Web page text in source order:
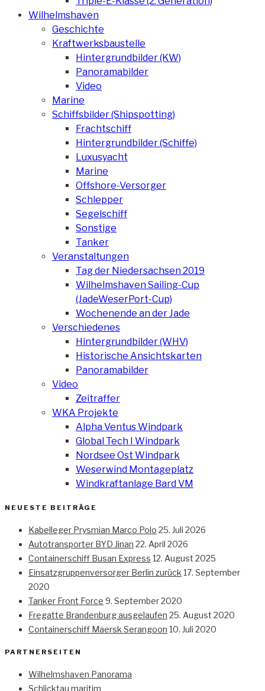
Wilhelmshaven
Geschichte
Kraftwerksbaustelle
Hintergrundbilder (KW)
Panoramabilder
Video
Marine
Schiffsbilder (Shipspotting)
Frachtschiff
Hintergrundbilder (Schiffe)
Luxusyacht
Marine
Offshore-Versorger
Schlepper
Segelschiff
Sonstige
Tanker
Veranstaltungen
Tag der Niedersachsen 2019
Wilhelmshaven Sailing-Cup
(JadeWeserPort-Cup)
Wochenende an der Jade
Verschiedenes
Hintergrundbilder (WHV)
Historische Ansichtskarten
Panoramabilder
Video
Zeitraffer
WKA Projekte
Alpha Ventus Windpark
Global Tech I Windpark
Nordsee Ost Windpark
Weserwind Montageplatz
Windkraftanlage Bard VM
NEUESTE BEITRÄGE
Kabelleger Prysmian Marco Polo 25. Juli 2026
Autotransporter BYD Jinan 22. April 2026
Containerschiff Busan Express 12. August 2025
Einsatzgruppenversorger Berlin zurück 17. September
2020
Tanker Front Force 9. September 2020
Fregatte Brandenburg ausgelaufen 25. August 2020
Containerschiff Maersk Serangoon 10. Juli 2020
PARTNERSEITEN
Wilhelmshaven Panorama
Schlicktau maritim